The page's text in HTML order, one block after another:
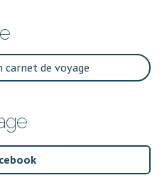
carnet de voyage